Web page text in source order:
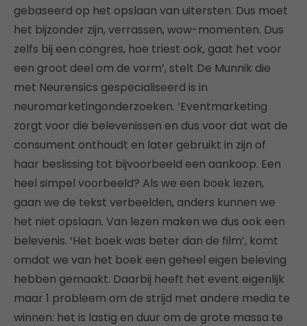
gebaseerd op het opslaan van uitersten. Dus moet
het bijzonder zijn, verrassen, wow-momenten. Dus
zelfs bij een congres, hoe triest ook, gaat het voor
een groot deel om de vorm’, stelt De Munnik die
met Neurensics gespecialiseerd is in
neuromarketingonderzoeken. ‘Eventmarketing
zorgt voor die belevenissen en dus voor dat wat de
consument onthoudt en later gebruikt in zijn of
haar beslissing tot bijvoorbeeld een aankoop. Een
heel simpel voorbeeld? Als we een boek lezen,
gaan we de tekst verbeelden, anders kunnen we
het niet opslaan. Van lezen maken we dus ook een
belevenis. ‘Het boek was beter dan de film’, komt
omdat we van het boek een geheel eigen beleving
hebben gemaakt. Daarbij heeft het event eigenlijk
maar 1 probleem om de strijd met andere media te
winnen: het is lastig en duur om de grote massa te